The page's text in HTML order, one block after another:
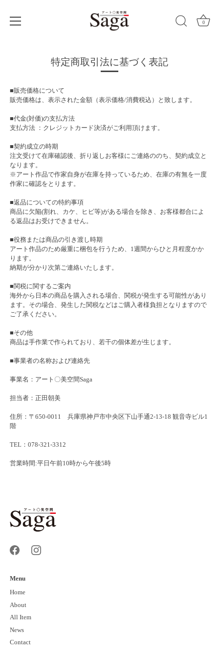
0
特定商取引法に基づく表記
■販売価格について
販売価格は、表示された金額（表示価格/消費税込）と致します。
■代金(対価)の支払方法
支払方法 ：クレジットカード決済がご利用頂けます。
■契約成立の時期
注文受けて在庫確認後、折り返しお客様にご連絡ののち、契約成立と
なります。
※アート作品で作家自身が在庫を持っているため、在庫の有無を一度
作家に確認をとります。
■返品についての特約事項
商品に欠陥(割れ、カケ、ヒビ等)がある場合を除き、お客様都合によ
る返品はお受けできません。
■役務または商品の引き渡し時期
アート作品のため厳重に梱包を行うため、1週間からひと月程度かか
ります。
納期が分かり次第ご連絡いたします。
■関税に関するご案内
海外から日本の商品を購入される場合、関税が発生する可能性があり
ます。その場合、発生した関税などはご購入者様負担となりますので
ご了承ください。
■その他
商品は手作業で作られており、若干の個体差が生じます。
■事業者の名称および連絡先
事業名：アート〇美空間Saga
担当者：正田朝美
住所：〒650-0011 兵庫県神戸市中央区下山手通2-13-18 観音寺ビル1
階
TEL：078-321-3312
営業時間:平日午前10時から午後5時
Menu
Home
About
All Item
News
Contact